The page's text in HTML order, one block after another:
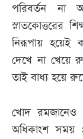
পরিবর্তন না
স্নাতকোত্তরের
নিরূপায় হয়েই
দেখে না খেয়ে
তাই বাধ্য হয়ে
খোদ রমজানেও
অধিকাংশ সময়